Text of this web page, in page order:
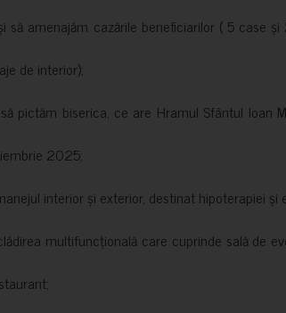
să amenajăm cazările beneficiarilor ( 5 case
de interior);
pictăm biserica, ce are Hramul Sfântul Ioan
2025;
interior și exterior, destinat hipoterapiei și
multifuncțională care cuprinde sală de